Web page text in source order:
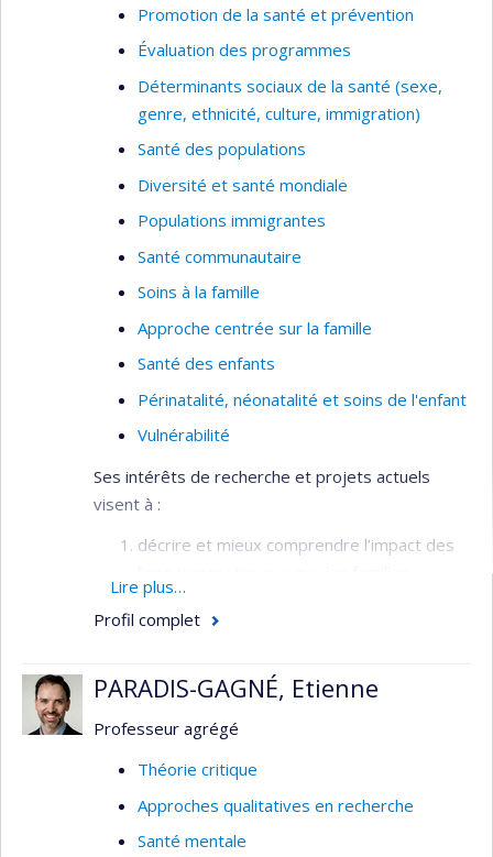
Promotion de la santé et prévention
Évaluation des programmes
Déterminants sociaux de la santé (sexe,
genre, ethnicité, culture, immigration)
Santé des populations
Diversité et santé mondiale
Populations immigrantes
Santé communautaire
Soins à la famille
Approche centrée sur la famille
Santé des enfants
Périnatalité, néonatalité et soins de l'enfant
Vulnérabilité
Ses intérêts de recherche et projets actuels
visent à :
décrire et mieux comprendre l’impact des
migrantes avec enfants maintiennent avec
leur pays d’origine; et
programmes qui appuient des familles
migrantes avec enfants, peuvent être
adapté pour mieux répondre aux
expériences et contextes transnationaux
de ces familles.
Lire plus…
Profil complet
PARADIS-GAGNÉ, Etienne
Professeur agrégé
Théorie critique
Approches qualitatives en recherche
Santé mentale